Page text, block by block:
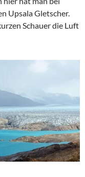
Upsala Gletscher.
Schauer die Luft